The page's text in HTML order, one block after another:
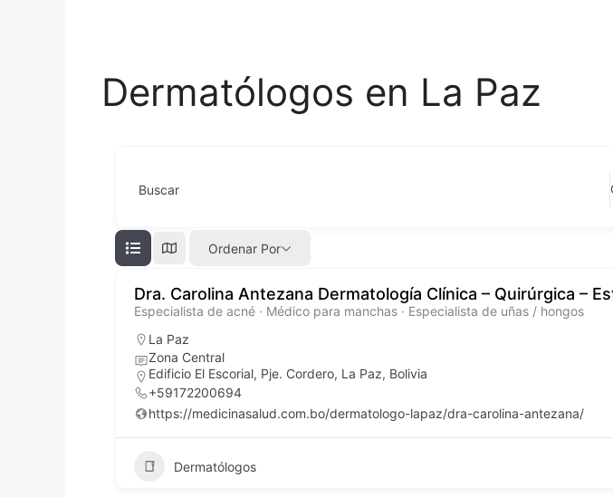
Dermatólogos en La Paz
Buscar
Ordenar Por
Dra. Carolina Antezana Dermatología Clínica – Quirúrgica –
Especialista de acné · Médico para manchas · Especialista de uñas / hongos
La Paz
Zona Central
Edificio El Escorial, Pje. Cordero, La Paz, Bolivia
+59172200694
https://medicinasalud.com.bo/dermatologo-lapaz/dra-carolina-antezana/
Dermatólogos